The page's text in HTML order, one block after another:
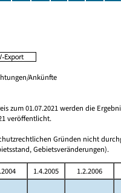
Ankünfte
zum 01.07.2021 werden die
veröffentlicht.
Gründen nicht
Gebietsveränderungen).
1.4.2005 1.2.2006